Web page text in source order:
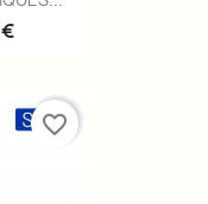
favorite_border